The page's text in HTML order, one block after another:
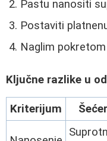
Pastu nanositi
Postaviti
Naglim
Ključne razlike u
Kriterijum